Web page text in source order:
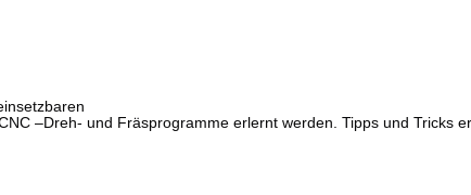
–Dreh- und Fräsprogramme erlernt werden. Tipps und Tricks